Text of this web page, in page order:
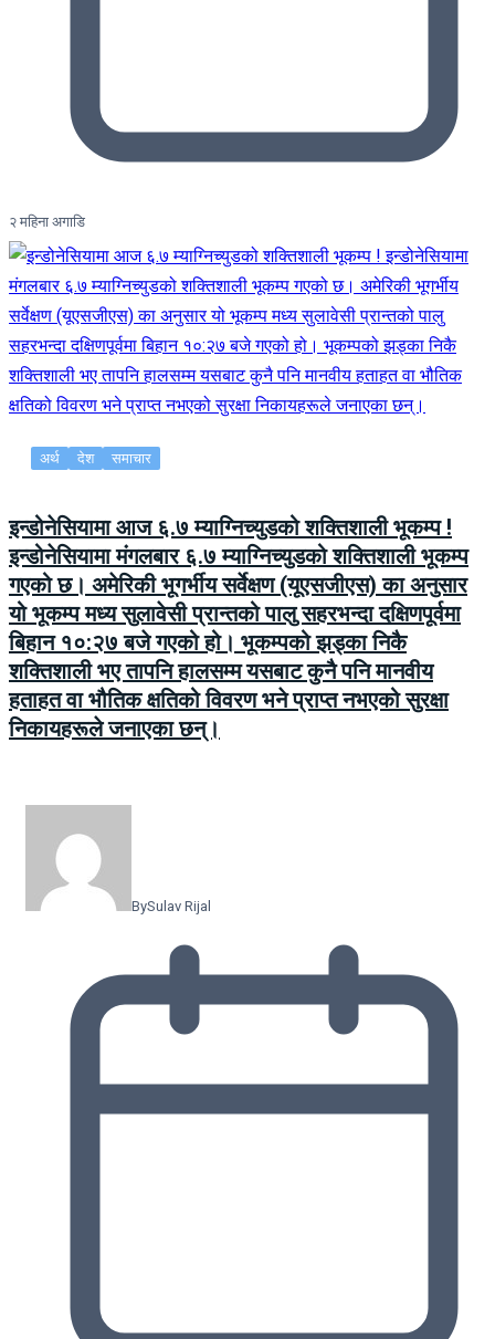
२ महिना अगाडि
अर्थ देश समाचार
इन्डोनेसियामा आज ६.७ म्याग्निच्युडको शक्तिशाली भूकम्प !
इन्डोनेसियामा मंगलबार ६.७ म्याग्निच्युडको शक्तिशाली भूकम्प
गएको छ। अमेरिकी भूगर्भीय सर्वेक्षण (यूएसजीएस) का अनुसार
यो भूकम्प मध्य सुलावेसी प्रान्तको पालु सहरभन्दा दक्षिणपूर्वमा
बिहान १०:२७ बजे गएको हो। भूकम्पको झड्का निकै
शक्तिशाली भए तापनि हालसम्म यसबाट कुनै पनि मानवीय
हताहत वा भौतिक क्षतिको विवरण भने प्राप्त नभएको सुरक्षा
निकायहरूले जनाएका छन्।
BySulav Rijal